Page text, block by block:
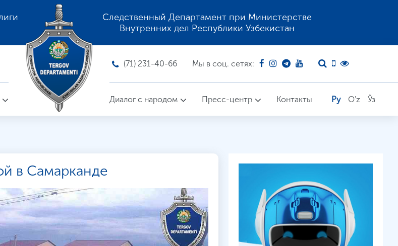
Следственный Департамент при Министерстве
Внутренних дел Республики Узбекистан
(71) 231-40-66 Мы в соц. сетях:
Диалог с народом Пресс-центр Контакты Ру O'z Ўз
в Самарканде